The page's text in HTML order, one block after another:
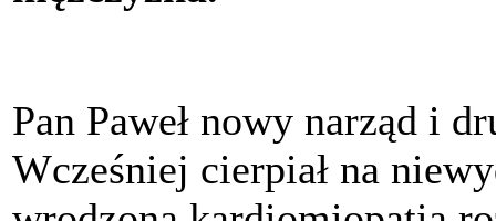
Pan Paweł nowy narząd i
Wcześniej cierpiał na